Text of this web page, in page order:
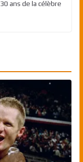
ans de la célèbre